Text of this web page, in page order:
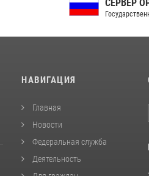
СЕРВЕР ОРГАНОВ
Государственной власти РФ
НАВИГАЦИЯ
Главная
Новости
Федеральная служба
Деятельность